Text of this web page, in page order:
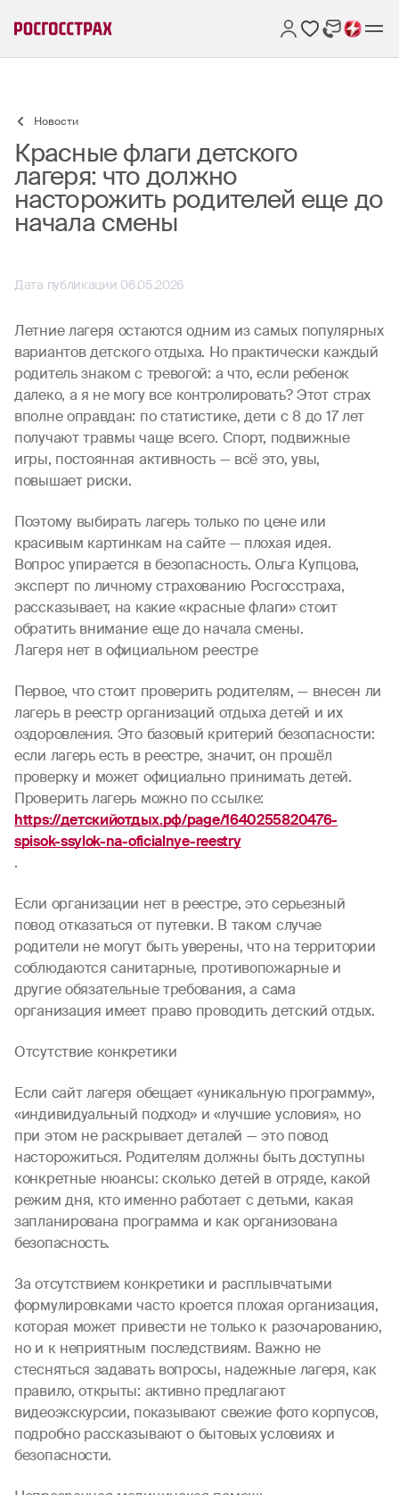
Новости
Красные флаги детского
лагеря: что должно
насторожить родителей еще до
начала смены
Дата публикации 06.05.2026
Летние лагеря остаются одним из самых популярных
вариантов детского отдыха. Но практически каждый
родитель знаком с тревогой: а что, если ребенок
далеко, а я не могу все контролировать? Этот страх
вполне оправдан: по статистике, дети с 8 до 17 лет
получают травмы чаще всего. Спорт, подвижные
игры, постоянная активность — всё это, увы,
повышает риски.
Поэтому выбирать лагерь только по цене или
красивым картинкам на сайте — плохая идея.
Вопрос упирается в безопасность. Ольга Купцова,
эксперт по личному страхованию Росгосстраха,
рассказывает, на какие «красные флаги» стоит
обратить внимание еще до начала смены.
Лагеря нет в официальном реестре
Первое, что стоит проверить родителям, — внесен ли
лагерь в реестр организаций отдыха детей и их
оздоровления. Это базовый критерий безопасности:
если лагерь есть в реестре, значит, он прошёл
проверку и может официально принимать детей.
Проверить лагерь можно по ссылке:
https://детскийотдых.рф/page/1640255820476-
spisok-ssylok-na-oficialnye-reestry
.
Если организации нет в реестре, это серьезный
повод отказаться от путевки. В таком случае
родители не могут быть уверены, что на территории
соблюдаются санитарные, противопожарные и
другие обязательные требования, а сама
организация имеет право проводить детский отдых.
Отсутствие конкретики
Если сайт лагеря обещает «уникальную программу»,
«индивидуальный подход» и «лучшие условия», но
при этом не раскрывает деталей — это повод
насторожиться. Родителям должны быть доступны
конкретные нюансы: сколько детей в отряде, какой
режим дня, кто именно работает с детьми, какая
запланирована программа и как организована
безопасность.
За отсутствием конкретики и расплывчатыми
формулировками часто кроется плохая организация,
которая может привести не только к разочарованию,
но и к неприятным последствиям. Важно не
стесняться задавать вопросы, надежные лагеря, как
правило, открыты: активно предлагают
видеоэкскурсии, показывают свежие фото корпусов,
подробно рассказывают о бытовых условиях и
безопасности.